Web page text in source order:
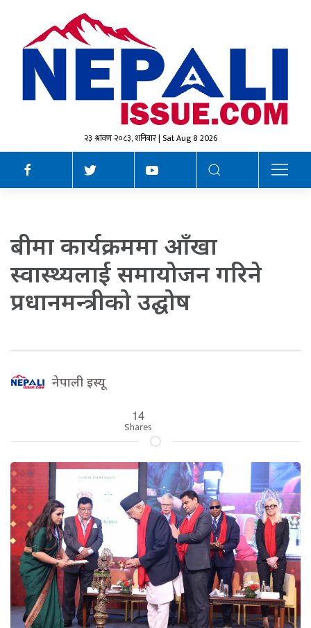
२३ श्रावण २०८३, शनिबार | Sat Aug 8 2026
बीमा कार्यक्रममा आँखा
स्वास्थ्यलाई समायोजन गरिने
प्रधानमन्त्रीको उद्घोष
नेपाली इस्यू
14
Shares